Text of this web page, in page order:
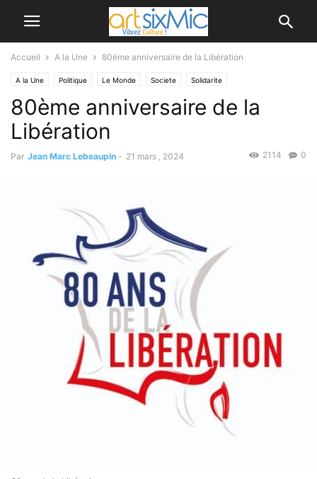
Accueil A la Une 80ème anniversaire de la Libération
A la Une Politique Le Monde Societe Solidarite
80ème anniversaire de la
Libération
Par Jean Marc Lebeaupin - 21 mars , 2024 0
2114